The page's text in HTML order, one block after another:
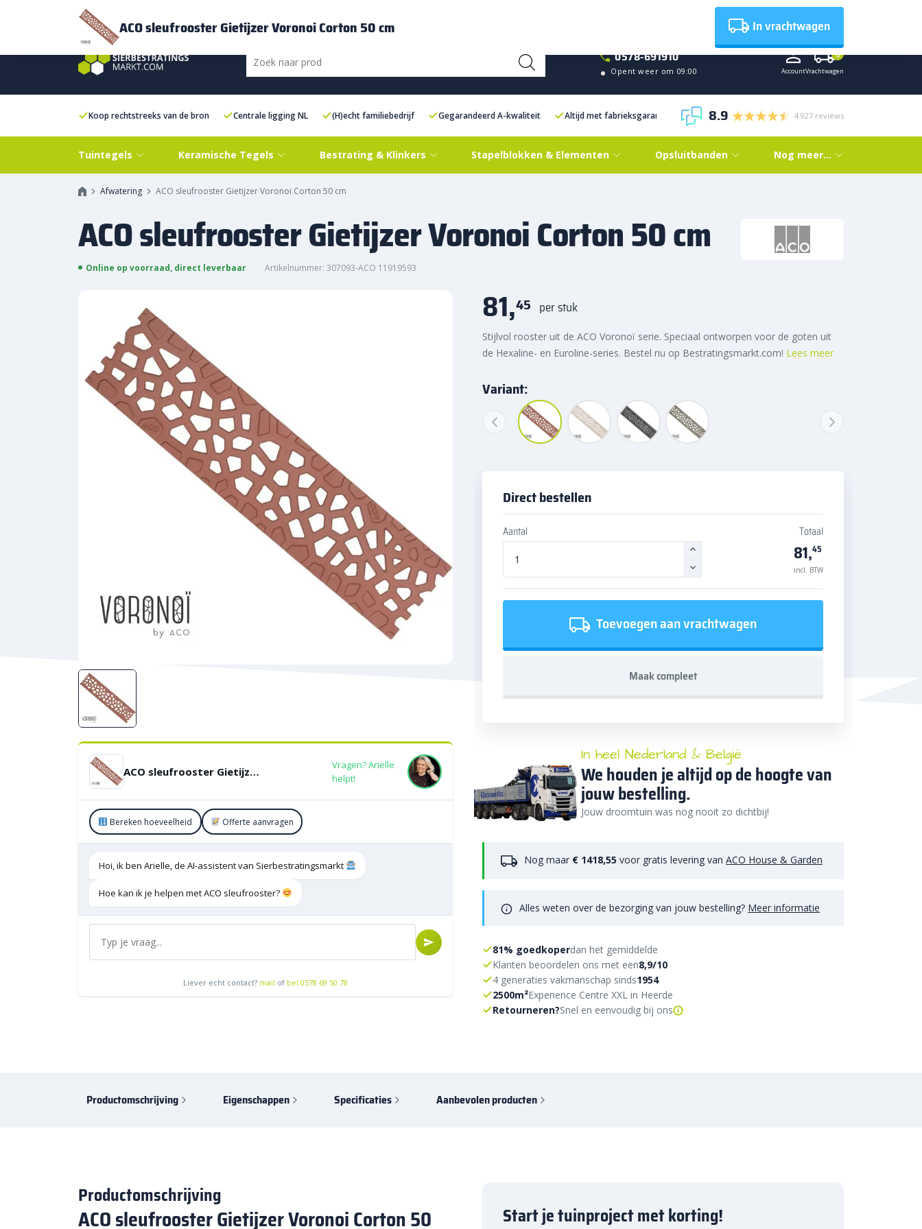
Bezorging
0578-691910
Opent weer om 09:00 AccountVrachtwagen
0
Koop rechtstreeks van de bron Centrale ligging NL (H)echt familiebedrijf Gegarandeerd A-kwaliteit Altijd met fabrieksgarantie 8.9 4.927 reviews
Tuintegels Keramische Tegels Bestrating & Klinkers Stapelblokken & Elementen Opsluitbanden Nog meer…
Afwatering ACO sleufrooster Gietijzer Voronoi Corton 50 cm
ACO sleufrooster Gietijzer Voronoi Corton 50 cm
Online op voorraad, direct leverbaar Artikelnummer: 307093-ACO 11919593
ACO sleufrooster Gietijzer Voronoi Corton 50 cm
Vragen? Arielle
helpt!
Bereken hoeveelheid Offerte aanvragen
Hoi, ik ben Arielle, de AI-assistent van Sierbestratingsmarkt
Hoe kan ik je helpen met ACO sleufrooster?
Liever echt contact? mail of bel 0578 69 50 78
81,45 per stuk
Stijlvol rooster uit de ACO Voronoï serie. Speciaal ontworpen voor de goten uit
de Hexaline- en Euroline-series. Bestel nu op Bestratingsmarkt.com! Lees meer
Variant:
Direct bestellen
Aantal Totaal
81,45
incl. BTW
Toevoegen aan vrachtwagen
Maak compleet
In heel Nederland & België
We houden je altijd op de hoogte van
jouw bestelling.
Jouw droomtuin was nog nooit zo dichtbij!
Nog maar € 1418,55 voor gratis levering van ACO House & Garden
Alles weten over de bezorging van jouw bestelling? Meer informatie
81% goedkoperdan het gemiddelde
Klanten beoordelen ons met een8,9/10
4 generaties vakmanschap sinds1954
2500m²Experience Centre XXL in Heerde
Retourneren?Snel en eenvoudig bij ons
Productomschrijving Eigenschappen Specificaties Aanbevolen producten
Productomschrijving
ACO sleufrooster Gietijzer Voronoi Corton 50 Start je tuinproject met korting!
ACO sleufrooster Gietijzer Voronoi Corton 50 cm In vrachtwagen